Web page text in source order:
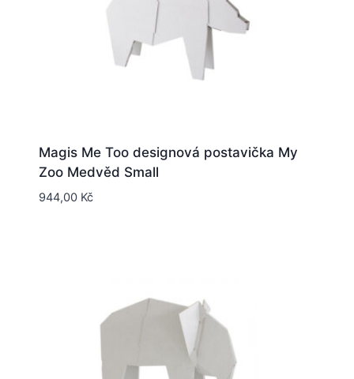
Magis Me Too designová postavička My
Zoo Medvěd Small
944,00 Kč